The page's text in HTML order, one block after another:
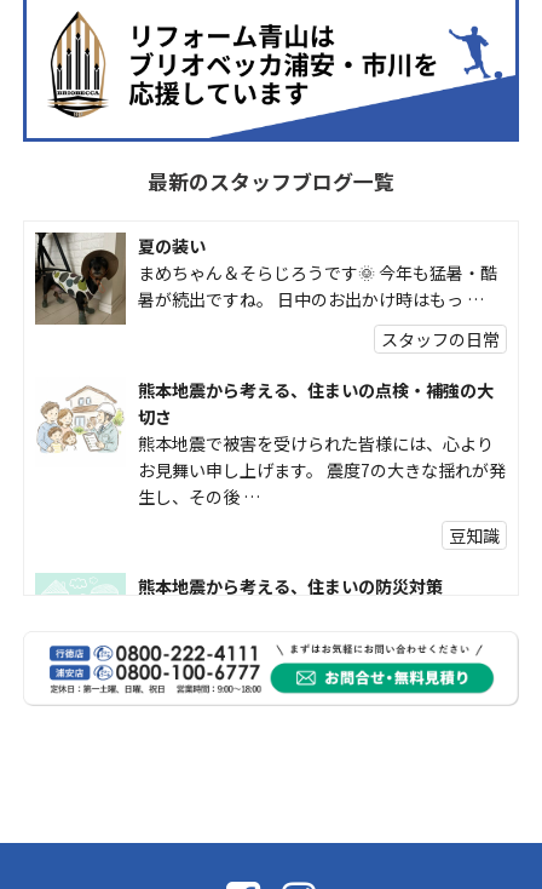
最新のスタッフブログ一覧
夏の装い
まめちゃん＆そらじろうです🌞 今年も猛暑・酷
暑が続出ですね。 日中のお出かけ時はもっ …
スタッフの日常
熊本地震から考える、住まいの点検・補強の大
切さ
熊本地震で被害を受けられた皆様には、心より
お見舞い申し上げます。 震度7の大きな揺れが発
生し、その後 …
豆知識
熊本地震から考える、住まいの防災対策
受けられた皆様に、心よりお見舞い申し上げま
す。 今回の地震 …
社長コラム